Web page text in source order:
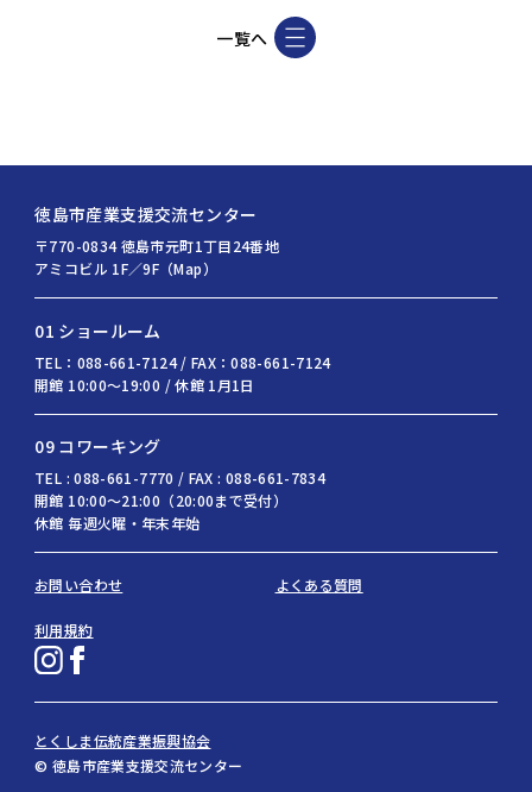
一覧へ
徳島市産業支援交流センター
〒770-0834 徳島市元町1丁目24番地
アミコビル 1F／9F（Map）
01 ショールーム
TEL：088-661-7124 / FAX：088-661-7124
開館 10:00〜19:00 / 休館 1月1日
09 コワーキング
TEL : 088-661-7770 / FAX : 088-661-7834
開館 10:00〜21:00（20:00まで受付）
休館 毎週火曜・年末年始
お問い合わせ よくある質問
利用規約
とくしま伝統産業振興協会
© 徳島市産業支援交流センター